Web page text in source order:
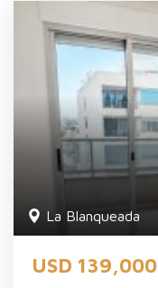
La Blanqueada
USD 139,000